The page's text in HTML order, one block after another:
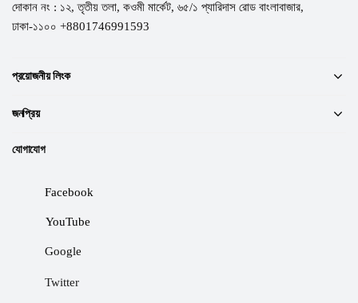
দোকান নং : ১২, তৃতীয় তলা, কওমী মার্কেট, ৬৫/১ প্যারিদাস রোড বাংলাবাজার,
ঢাকা-১১০০ +8801746991593
প্রয়োজনীয় লিংক
জনপ্রিয়
যোগাযোগ
Facebook
YouTube
Google
Twitter